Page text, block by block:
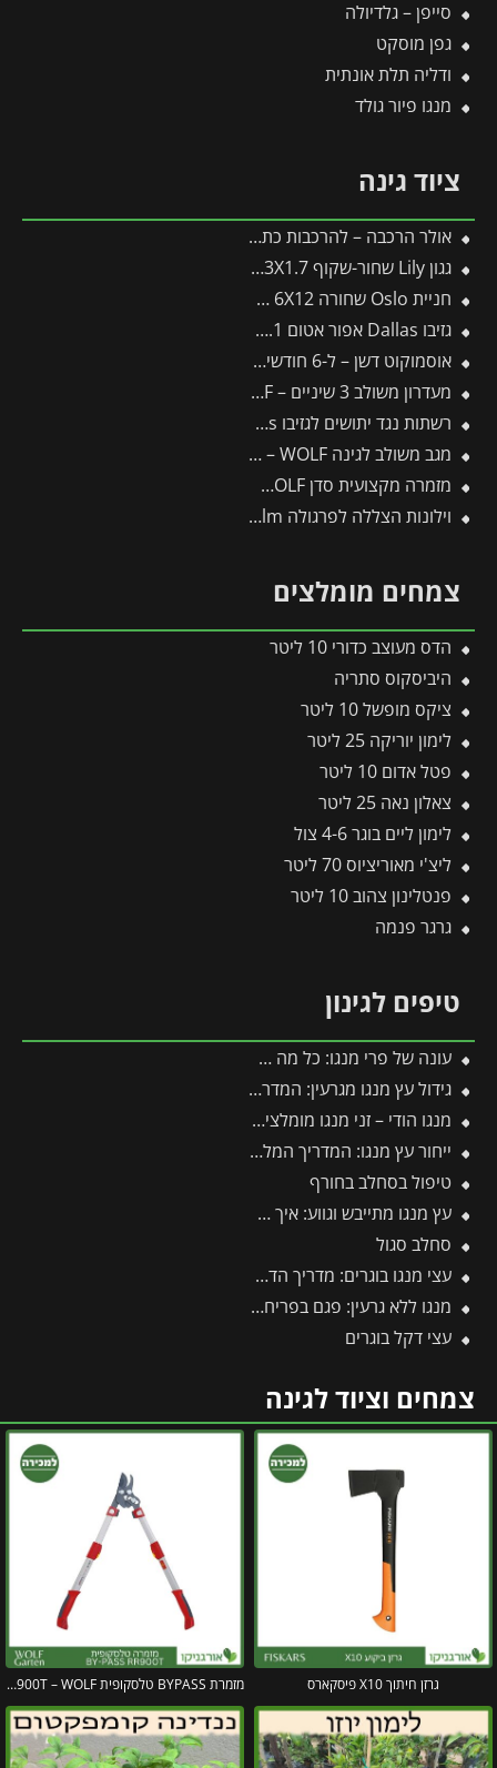
סייפן – גלדיולה
גפן מוסקט
ודליה תלת אונתית
מנגו פיור גולד
ציוד גינה
אולר הרכבה – להרכבות כתר והרכבת עין
גגון Lily שחור-שקוף 1.3X1.7 בעיצוב רטרו מבית פלרם – Canopia
חניית Oslo שחורה 6X12 מבית פלרם – Canopia
גזיבו Dallas אפור אטום 3.6X6.1 מבית פלרם – Canopia
אוסמוקוט דשן – ל-6 חודשים – 3 ק"ג
מעדרון משולב 3 שיניים – IL-M3 – WOLF
רשתות נגד יתושים לגזיבו 3.6X4.3 Dallas מבית פלרם – Canopia
מגב משולב לגינה FS450M – WOLF
מזמרה מקצועית סדן RS4000 – WOLF
וילונות הצללה לפרגולה 3.4X5.9 Stockholm מבית פלרם – Canopia
צמחים מומלצים
הדס מעוצב כדורי 10 ליטר
היביסקוס סתריה
ציקס מופשל 10 ליטר
לימון יוריקה 25 ליטר
פטל אדום 10 ליטר
צאלון נאה 25 ליטר
לימון ליים בוגר 4-6 צול
ליצ'י מאוריציוס 70 ליטר
פנטלינון צהוב 10 ליטר
גרגר פנמה
טיפים לגינון
עונה של פרי מנגו: כל מה שצריך לדעת על מועדי ההבשלה, הקטיף וההנבה
גידול עץ מנגו מגרעין: המדריך להנבטה, תנאי גידול וכדאיות
מנגו הודי – זני מנגו מומלצים בעלי פרופיל טעם עשיר וארומטי
ייחור עץ מנגו: המדריך המלא לריבוי וכל הסיבות למה עדיף לוותר על זה
טיפול בסחלב בחורף
עץ מנגו מתייבש וגווע: איך מזהים את הבעיה ומצילים את העץ בזמן?
סחלב סגול
עצי מנגו בוגרים: מדריך הדרך המהירה לפירות וצל בגינה
מנגו ללא גרעין: פגם בפריחה או יתרון אקזוטי?
עצי דקל בוגרים
צמחים וציוד לגינה
גרזן חיתוך X10 פיסקארס מזמרת BYPASS טלסקופית RR900T – WOLF